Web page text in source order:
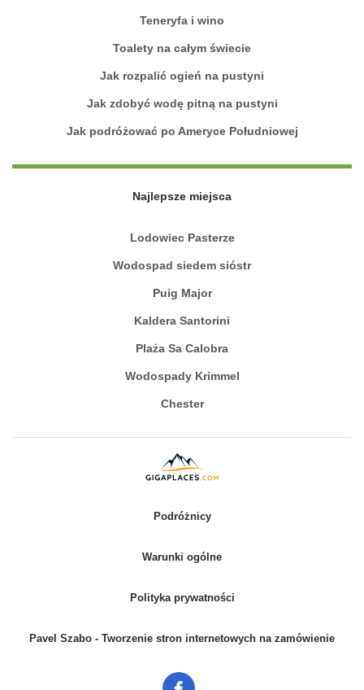
Teneryfa i wino
Toalety na całym świecie
Jak rozpalić ogień na pustyni
Jak zdobyć wodę pitną na pustyni
Jak podróżować po Ameryce Południowej
Najlepsze miejsca
Lodowiec Pasterze
Wodospad siedem sióstr
Puig Major
Kaldera Santorini
Plaża Sa Calobra
Wodospady Krimmel
Chester
Podróżnicy
Warunki ogólne
Polityka prywatności
Pavel Szabo - Tworzenie stron internetowych na zamówienie